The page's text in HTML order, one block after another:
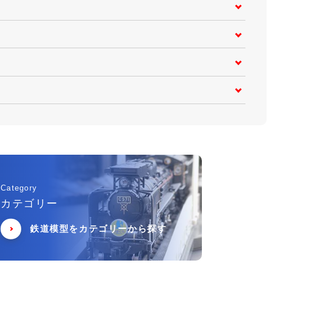
Category
カテゴリー
鉄道模型をカテゴリーから探す